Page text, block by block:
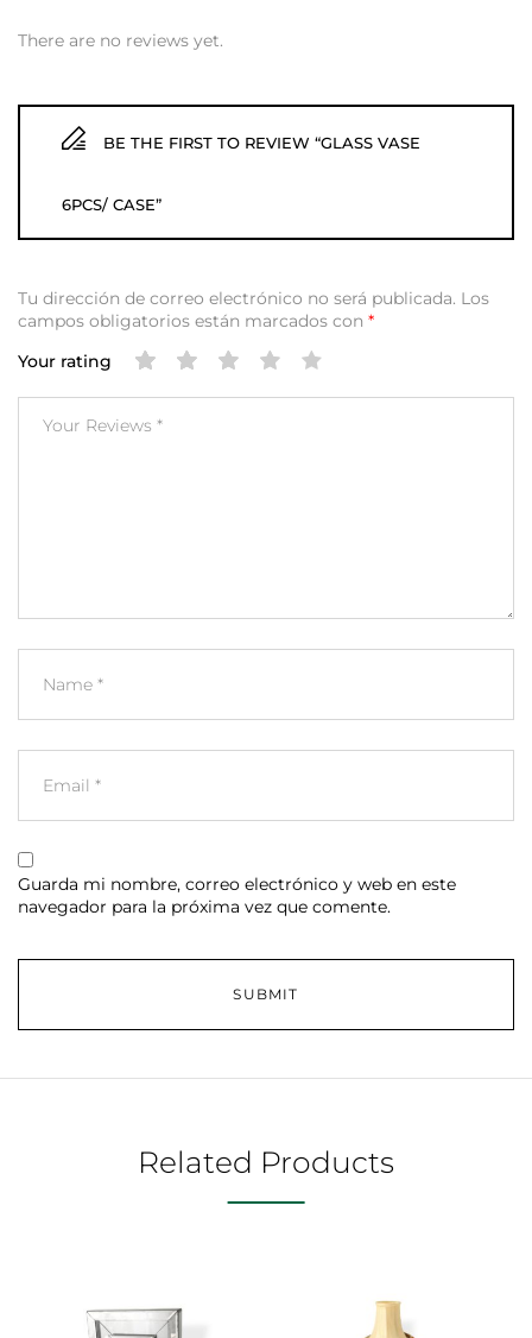
There are no reviews yet.
BE THE FIRST TO REVIEW “GLASS VASE
6PCS/ CASE”
Tu dirección de correo electrónico no será publicada. Los
campos obligatorios están marcados con *
Your rating
Guarda mi nombre, correo electrónico y web en este
navegador para la próxima vez que comente.
Related Products